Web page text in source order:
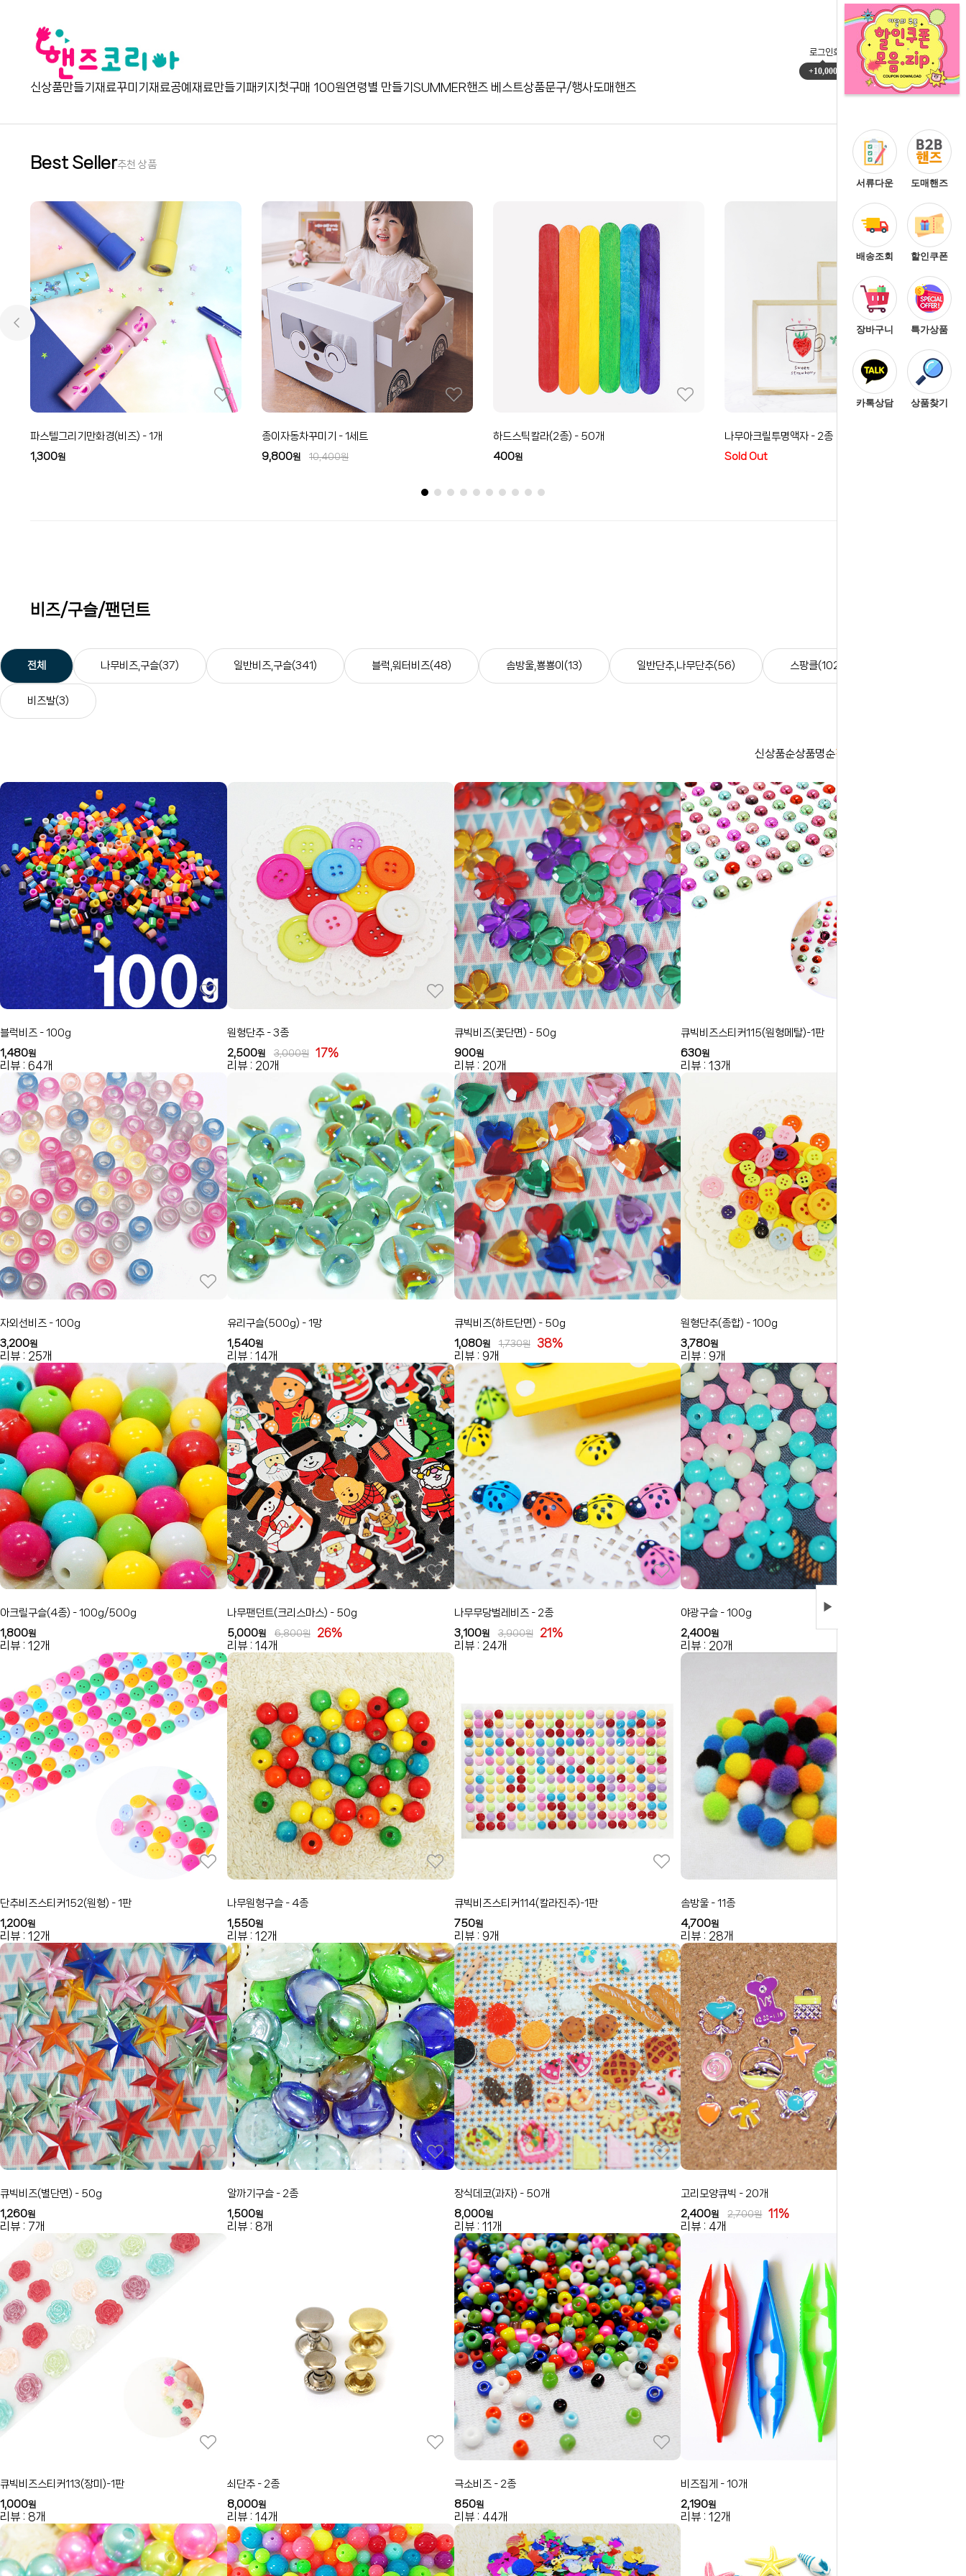
로그인회원가입
+10,000
마이페이지 주문배송
신상품만들기재료꾸미기재료공예재료만들기패키지 첫구매 100원연령별 만들기 SUMMER핸즈 베스트상품문구/행사도매핸즈 0
▶
서류다운 도매핸즈
배송조회 할인쿠폰
장바구니 특가상품
카톡상담 상품찾기
Best Seller추천 상품
파스텔그리기만화경(비즈) - 1개
1,300원
종이자동차꾸미기 - 1세트
9,800원 10,400원
하드스틱칼라(2종) - 50개
400원
나무아크릴투명액자 - 2종
Sold Out
비즈/구슬/팬던트
전체 나무비즈,구슬(37) 일반비즈,구슬(341) 블럭,워터비즈(48) 솜방울,뿅뿅이(13) 일반단추,나무단추(56) 스팡클(102)
비즈발(3)
신상품순상품명순판매순
블럭비즈 - 100g
1,480원
리뷰 : 64개
원형단추 - 3종
2,500원 3,000원
17%
리뷰 : 20개
큐빅비즈(꽃단면) - 50g
900원
리뷰 : 20개
큐빅비즈스티커115(원형메탈)-1판
630원
리뷰 : 13개
자외선비즈 - 100g
3,200원
리뷰 : 25개
유리구슬(500g) - 1망
1,540원
리뷰 : 14개
큐빅비즈(하트단면) - 50g
1,080원 1,730원
38%
리뷰 : 9개
원형단추(종합) - 100g
3,780원
리뷰 : 9개
아크릴구슬(4종) - 100g/500g
1,800원
리뷰 : 12개
나무팬던트(크리스마스) - 50g
5,000원 6,800원
26%
리뷰 : 14개
나무무당벌레비즈 - 2종
3,100원 3,900원
21%
리뷰 : 24개
야광구슬 - 100g
2,400원
리뷰 : 20개
단추비즈스티커152(원형) - 1판
1,200원
리뷰 : 12개
나무원형구슬 - 4종
1,550원
리뷰 : 12개
큐빅비즈스티커114(칼라진주)-1판
750원
리뷰 : 9개
솜방울 - 11종
4,700원
리뷰 : 28개
큐빅비즈(별단면) - 50g
1,260원
리뷰 : 7개
알까기구슬 - 2종
1,500원
리뷰 : 8개
장식데코(과자) - 50개
8,000원
리뷰 : 11개
고리모양큐빅 - 20개
2,400원 2,700원
11%
리뷰 : 4개
큐빅비즈스티커113(장미)-1판
1,000원
리뷰 : 8개
쇠단추 - 2종
8,000원
리뷰 : 14개
극소비즈 - 2종
850원
리뷰 : 44개
비즈집게 - 10개
2,190원
리뷰 : 12개